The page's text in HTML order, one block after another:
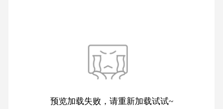
预览加载失败，请重新加载试试~